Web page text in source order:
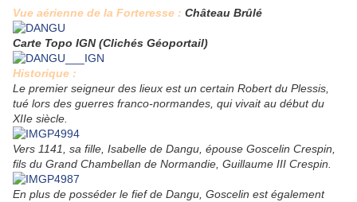
Vue aérienne de la Forteresse : Château Brûlé
Carte Topo IGN (Clichés Géoportail)
Historique :
Le premier seigneur des lieux est un certain Robert du Plessis,
tué lors des guerres franco-normandes, qui vivait au début du
XIIe siècle.
Vers 1141, sa fille, Isabelle de Dangu, épouse Goscelin Crespin,
fils du Grand Chambellan de Normandie, Guillaume III Crespin.
En plus de posséder le fief de Dangu, Goscelin est également